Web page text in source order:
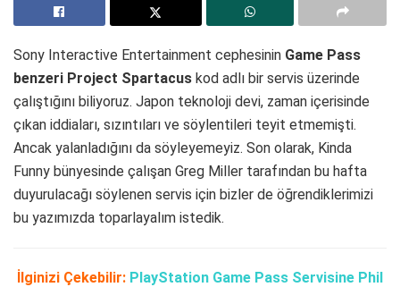
Sony Interactive Entertainment cephesinin Game Pass
benzeri Project Spartacus kod adlı bir servis üzerinde
çalıştığını biliyoruz. Japon teknoloji devi, zaman içerisinde
çıkan iddiaları, sızıntıları ve söylentileri teyit etmemişti.
Ancak yalanladığını da söyleyemeyiz. Son olarak, Kinda
Funny bünyesinde çalışan Greg Miller tarafından bu hafta
duyurulacağı söylenen servis için bizler de öğrendiklerimizi
bu yazımızda toparlayalım istedik.
İlginizi Çekebilir: PlayStation Game Pass Servisine Phil